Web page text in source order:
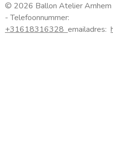
© 2026 Ballon Atelier Arnhem
- Telefoonnummer:
+31618316328 emailadres: